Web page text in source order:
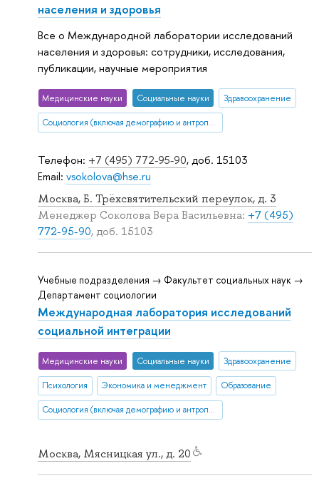
Телефон: +7 (495) 772-95-90, доб. 15103
Email: vsokolova@hse.ru
Москва, Б. Трёхсвятительский переулок, д. 3
Менеджер Соколова Вера Васильевна: +7 (495)
772-95-90, доб. 15103
населения и здоровья
Все о Международной лаборатории исследований
населения и здоровья: сотрудники, исследования,
публикации, научные мероприятия
Медицинские науки Социальные науки Здравоохранение
Социология (включая демографию и антропологию)
Москва, Мясницкая ул., д. 20
Учебные подразделения → Факультет социальных наук →
Департамент социологии
Международная лаборатория исследований
социальной интеграции
Медицинские науки Социальные науки Здравоохранение
Психология Экономика и менеджмент Образование
Социология (включая демографию и антропологию)